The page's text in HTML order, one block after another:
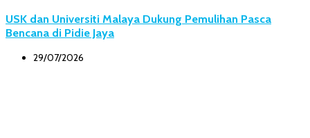
USK dan Universiti Malaya Dukung Pemulihan Pasca
Bencana di Pidie Jaya
29/07/2026